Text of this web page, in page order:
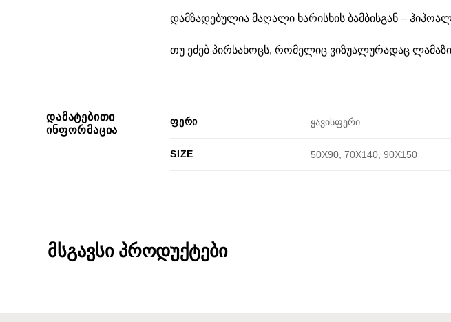
დამზადებულია მაღალი ხარისხის ბამბისგან –
თუ ეძებ პირსახოცს, რომელიც ვიზუალურადაც
ᲓᲐᲛᲐᲢᲔᲑᲘᲗᲘ
ᲘᲜᲤᲝᲠᲛᲐᲪᲘᲐ
ᲤᲔᲠᲘ ყავისფერი
SIZE 50X90, 70X140, 90X150
მსგავსი პროდუქტები